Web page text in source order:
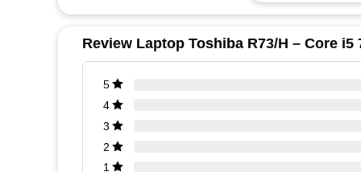
Review Laptop Toshiba R73/H – Core i5
5
4
3
2
1